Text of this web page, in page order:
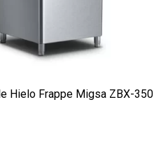
Hielo Frappe Migsa ZBX-350